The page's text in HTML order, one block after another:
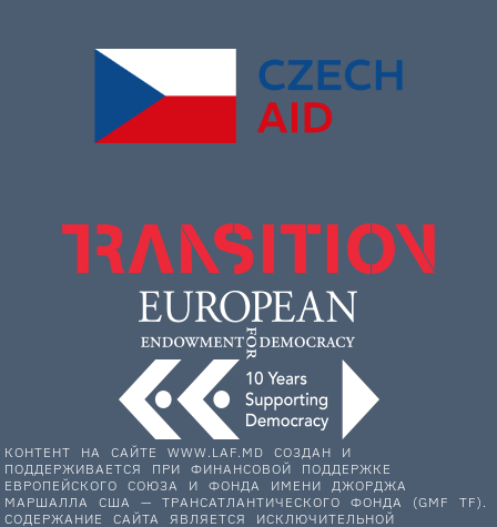
КОНТЕНТ НА САЙТЕ WWW.LAF.MD СОЗДАН И
ПОДДЕРЖИВАЕТСЯ ПРИ ФИНАНСОВОЙ ПОДДЕРЖКЕ
ЕВРОПЕЙСКОГО СОЮЗА И ФОНДА ИМЕНИ ДЖОРДЖА
МАРШАЛЛА США — ТРАНСАТЛАНТИЧЕСКОГО ФОНДА (GMF TF).
СОДЕРЖАНИЕ САЙТА ЯВЛЯЕТСЯ ИСКЛЮЧИТЕЛЬНОЙ